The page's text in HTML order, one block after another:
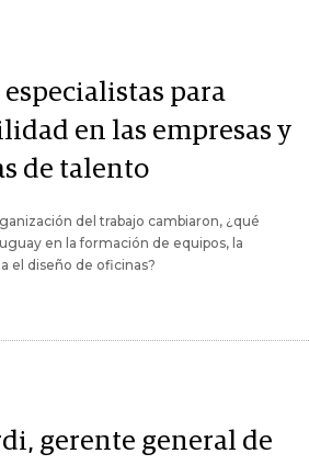
para
en las empresas y
de talento
del trabajo cambiaron, ¿qué
en la formación de equipos, la
el diseño de oficinas?
gerente general de